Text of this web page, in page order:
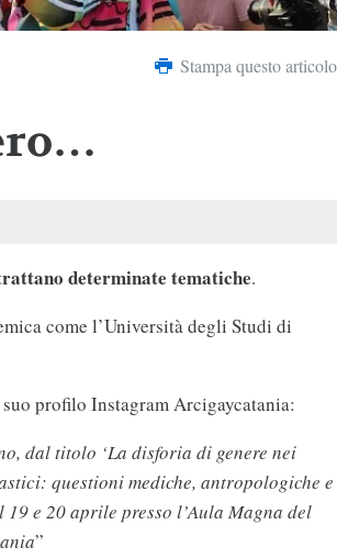
Stampa questo articolo
determinate tematiche.
come l’Università degli Studi di
profilo Instagram Arcigaycatania:
dal titolo ‘La disforia di genere nei
questioni mediche, antropologiche e
e 20 aprile presso l’Aula Magna del
”